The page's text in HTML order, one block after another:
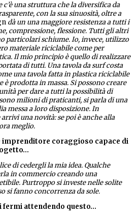
una struttura che la diversifica da
con la sua sinuosità, oltre a
dà un una maggiore resistenza a tutti i
compressione, flessione. Tutti gli altri
particolari schiume. Io, invece, utilizzo
materiale riciclabile come per
Il mio principio è quello di realizzare
di tutti. Una tavola da surf costa
una tavola fatta in plastica riciclabile
è prodotta in massa. Si possono creare
per dare a tutti la possibilità di
milioni di praticanti, si parla di una
messa a loro disposizione. In
una novità: se poi è anche alla
meglio.
imprenditore coraggioso capace di
di cedergli la mia idea. Qualche
in commercio creando una
Purtroppo si investe nelle solite
si fanno concorrenza da sole.
fermi attendendo questo…